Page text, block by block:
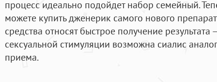
процесс идеально подойдет набор семейный.
можете купить дженерик самого нового
средства относят быстрое получение
сексуальной стимуляции возможна сиалис
приема.